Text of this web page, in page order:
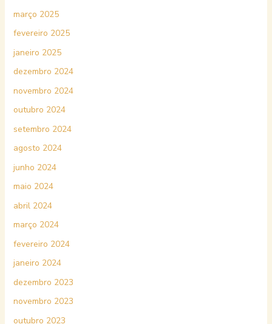
março 2025
fevereiro 2025
janeiro 2025
dezembro 2024
novembro 2024
outubro 2024
setembro 2024
agosto 2024
junho 2024
maio 2024
abril 2024
março 2024
fevereiro 2024
janeiro 2024
dezembro 2023
novembro 2023
outubro 2023